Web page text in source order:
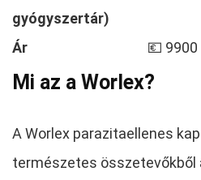
gyógyszertár)
Ár 💶 9900
Mi az a Worlex?
A Worlex parazitaellenes
természetes összetevőkből